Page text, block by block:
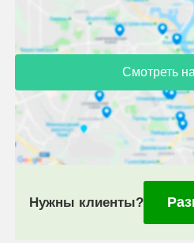
Смотреть
Нужны клиенты?